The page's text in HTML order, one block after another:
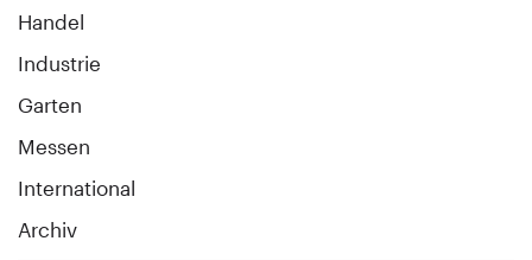
Handel
Industrie
Garten
Messen
International
Archiv